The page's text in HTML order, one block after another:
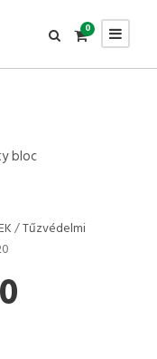
0
/Tűzvédelmi